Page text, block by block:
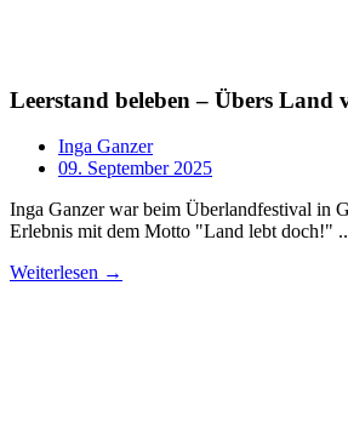
Leerstand beleben – Übers Land
Inga Ganzer
09. September 2025
Inga Ganzer war beim Überlandfestival in
Erlebnis mit dem Motto "Land lebt doch!"
Weiterlesen →